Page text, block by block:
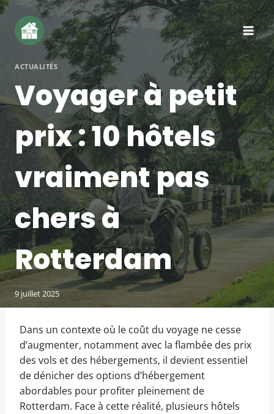
Aller
contenu
ACTUALITÉS
Voyager à petit
prix : 10 hôtels
vraiment pas
chers à
Rotterdam
9 juillet 2025
Dans un contexte où le coût du voyage ne cesse
d’augmenter, notamment avec la flambée des prix
des vols et des hébergements, il devient essentiel
de dénicher des options d’hébergement
abordables pour profiter pleinement de
Rotterdam. Face à cette réalité, plusieurs hôtels